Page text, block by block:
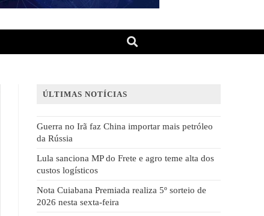
ÚLTIMAS NOTÍCIAS
Guerra no Irã faz China importar mais petróleo
da Rússia
Lula sanciona MP do Frete e agro teme alta dos
custos logísticos
Nota Cuiabana Premiada realiza 5º sorteio de
2026 nesta sexta-feira